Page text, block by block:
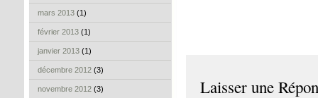
mars 2013 (1)
février 2013 (1)
janvier 2013 (1)
décembre 2012 (3)
novembre 2012 (3) Laisser une